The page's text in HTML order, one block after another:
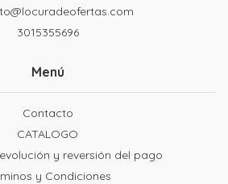
3015355696
Menú
Contacto
CATALOGO
y reversión del pago
y Condiciones